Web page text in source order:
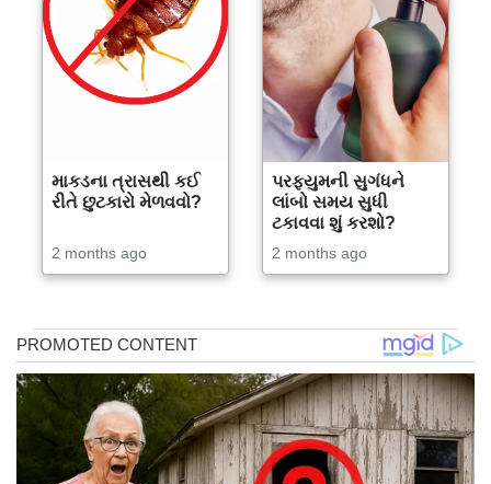
માકડના ત્રાસથી કઈ
રીતે છુટકારો મેળવવો?
2 months ago
પરફ્યુમની સુગંધને
લાંબો સમય સુધી
ટકાવવા શું કરશો?
2 months ago